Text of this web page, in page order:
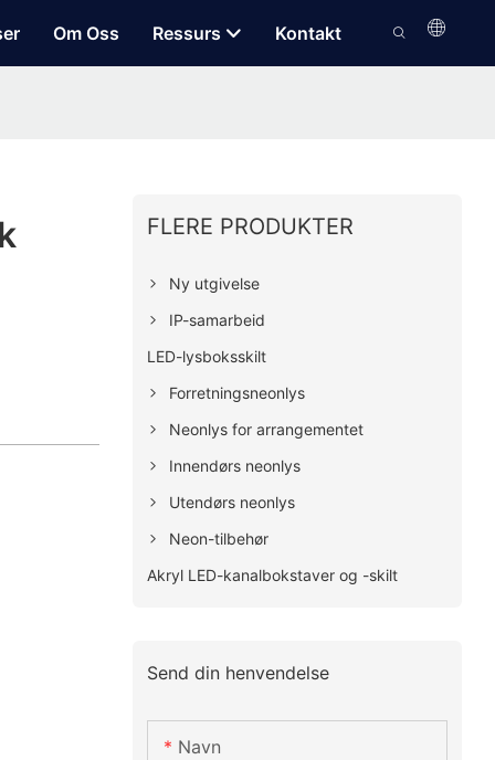
Om Oss Ressurs Kontakt
FLERE PRODUKTER
Ny utgivelse
IP-samarbeid
LED-lysboksskilt
Forretningsneonlys
Neonlys for arrangementet
Innendørs neonlys
Utendørs neonlys
Neon-tilbehør
Akryl LED-kanalbokstaver og -skilt
Send din henvendelse
Navn